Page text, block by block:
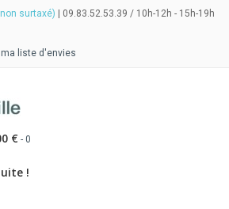
surtaxé) | 09.83.52.53.39 / 10h-12h - 15h-19h
ma liste d'envies
€ - 0
!